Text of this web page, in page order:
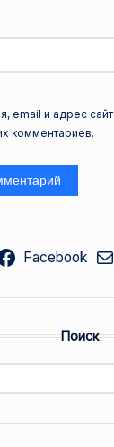
email и адрес
комментариев.
Facebook
Поиск